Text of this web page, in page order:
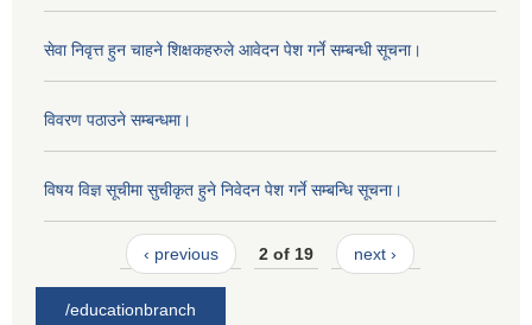
सेवा निवृत्त हुन चाहने शिक्षकहरुले आवेदन पेश गर्ने सम्बन्धी सूचना।
विवरण पठाउने सम्बन्धमा।
विषय विज्ञ सूचीमा सुचीकृत हुने निवेदन पेश गर्ने सम्बन्धि सूचना।
‹ previous 2 of 19 next ›
/educationbranch